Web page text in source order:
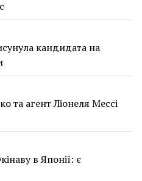
кандидата на
та агент Ліонеля Мессі
в Японії: є